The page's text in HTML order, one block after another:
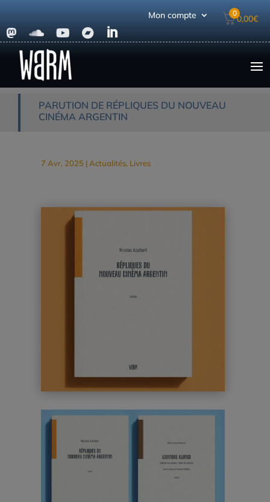
Mon compte 00,00€
    
Accueil| Actualités
cinéma argentin
PARUTION DE RÉPLIQUES DU NOUVEAU
CINÉMA ARGENTIN
7 Avr, 2025 | Actualités, Livres